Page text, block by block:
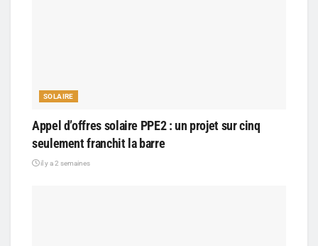
SOLAIRE
Appel d’offres solaire PPE2 : un projet sur cinq
seulement franchit la barre
il y a 2 semaines